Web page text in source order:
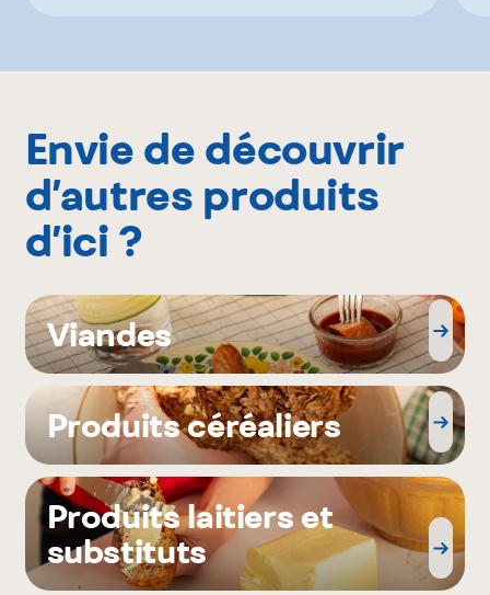
Envie de découvrir
d’autres produits
d’ici ?
Viandes
Produits céréaliers
Produits laitiers et
substituts